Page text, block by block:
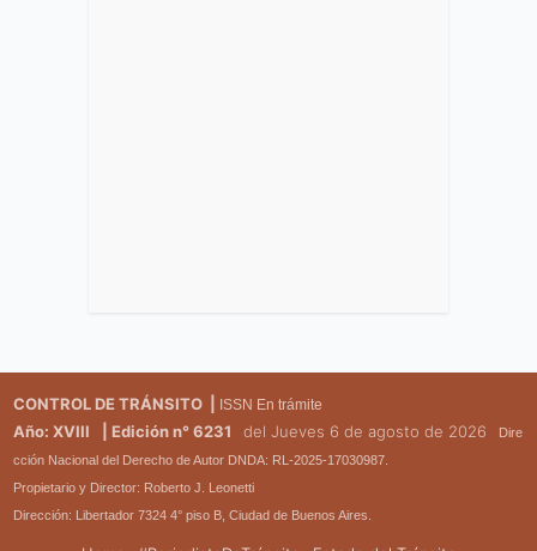
CONTROL DE TRÁNSITO | ISSN En trámite
Año: XVIII | Edición n° 6231 del Jueves 6 de agosto de 2026
Dire
cción Nacional del Derecho de Autor DNDA: RL-2025-17030987.
Propietario y Director: Roberto J. Leonetti
Dirección: Libertador 7324 4° piso B, Ciudad de Buenos Aires.